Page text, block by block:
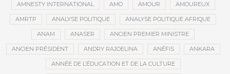
AMNESTY INTERNATIONAL AMO AMOUR AMOUREUX
AMRTP ANALYSE POLITIQUE ANALYSE POLITIQUE AFRIQUE
ANAM ANASER ANCIEN PREMIER MINISTRE
ANCIEN PRÉSIDENT ANDRY RAJOELINA ANÉFIS ANKARA
ANNÉE DE L’ÉDUCATION ET DE LA CULTURE